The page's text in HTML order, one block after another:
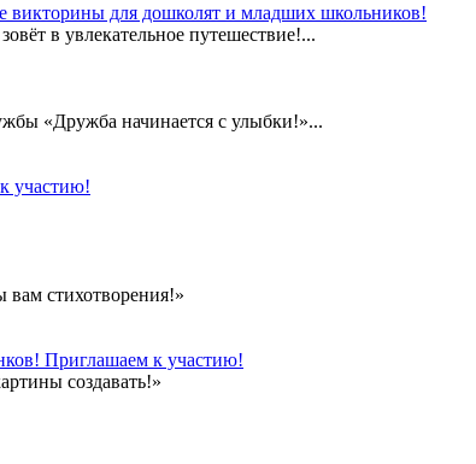
викторины для дошколят и младших школьников!
в увлекательное путешествие!...
«Дружба начинается с улыбки!»...
участию!
стихотворения!»
Приглашаем к участию!
создавать!»